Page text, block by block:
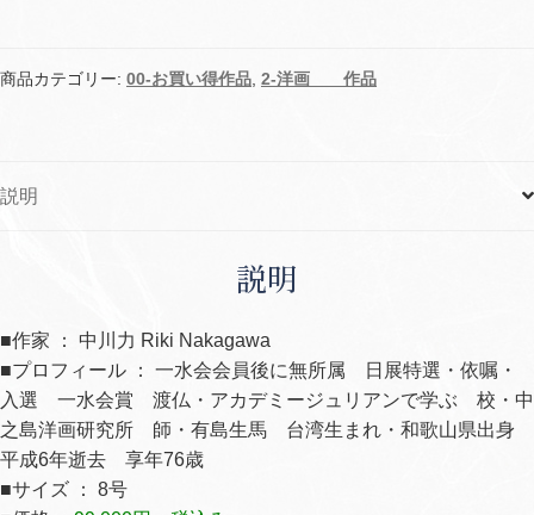
個
商品カテゴリー: 00-お買い得作品 2-洋画 作品
説明
説明
■作家 ： 中川力 Riki Nakagawa
■プロフィール ： 一水会会員後に無所属 日展特選・依嘱・
入選 一水会賞 渡仏・アカデミージュリアンで学ぶ 校・中
之島洋画研究所 師・有島生馬 台湾生まれ・和歌山県出身
平成6年逝去 享年76歳
■サイズ ： 8号